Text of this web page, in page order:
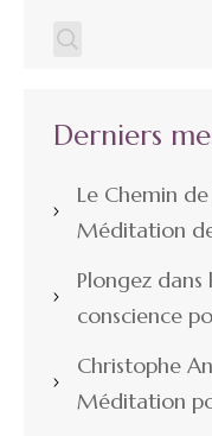
Derniers
Le Chemin
Méditation
Plongez
conscience
Christophe
Méditation